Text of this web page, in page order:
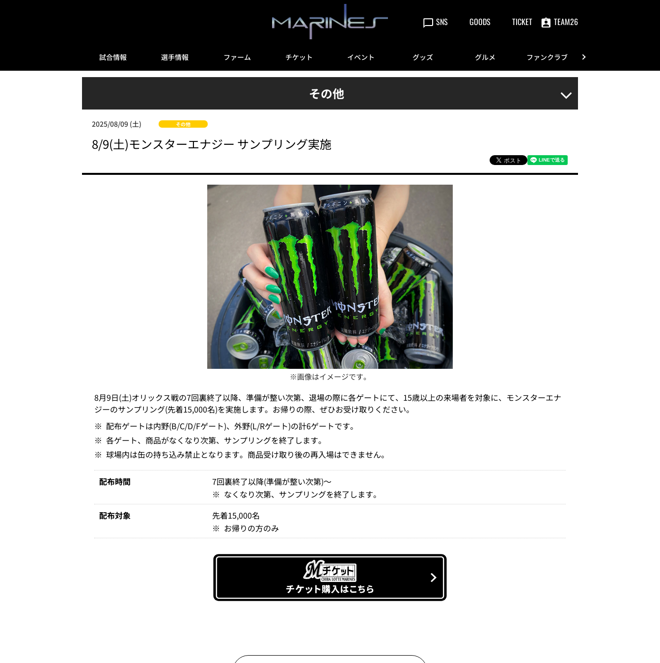
SNS GOODS TICKET TEAM26
試合情報 選手情報 ファーム チケット イベント グッズ グルメ ファンクラブ
その他
2025/08/09 (土) その他
8/9(土)モンスターエナジー サンプリング実施
※画像はイメージです。
8月9日(土)オリックス戦の7回裏終了以降、準備が整い次第、退場の際に各ゲートにて、15歳以上の来場者を対象に、モンスターエナ
ジーのサンプリング(先着15,000名)を実施します。お帰りの際、ぜひお受け取りください。
※ 配布ゲートは内野(B/C/D/Fゲート)、外野(L/Rゲート)の計6ゲートです。
※ 各ゲート、商品がなくなり次第、サンプリングを終了します。
※ 球場内は缶の持ち込み禁止となります。商品受け取り後の再入場はできません。
配布時間
7回裏終了以降(準備が整い次第)～
※ なくなり次第、サンプリングを終了します。
配布対象
先着15,000名
※ お帰りの方のみ